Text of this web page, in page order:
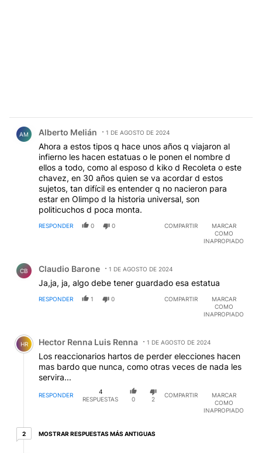
AM Alberto Melián 1 DE AGOSTO DE 2024
Ahora a estos tipos q hace unos años q viajaron al
infierno les hacen estatuas o le ponen el nombre d
ellos a todo, como al esposo d kiko d Recoleta o este
chavez, en 30 años quien se va acordar d estos
sujetos, tan difícil es entender q no nacieron para
estar en Olimpo d la historia universal, son
politicuchos d poca monta.
RESPONDER 0 0 COMPARTIR
MARCAR
COMO
INAPROPIADO
CB Claudio Barone 1 DE AGOSTO DE 2024
Ja,ja, ja, algo debe tener guardado esa estatua
RESPONDER 1 0 COMPARTIR
MARCAR
COMO
INAPROPIADO
Comentario de Hector Renna Luis Renna.
HR Hector Renna Luis Renna 1 DE AGOSTO DE 2024
Los reaccionarios hartos de perder elecciones hacen
mas bardo que nunca, como otras veces de nada les
servira...
RESPONDER
4
RESPUESTAS
0 2
COMPARTIR
MARCAR
COMO
INAPROPIADO
22 respuestas más antiguas
MOSTRAR RESPUESTAS MÁS ANTIGUAS